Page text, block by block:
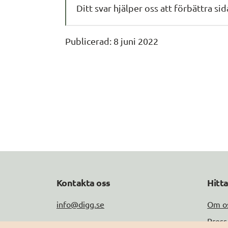
Ditt svar hjälper oss att förbättra
Publicerad: 8 juni 2022
Kontakta oss
info@digg.se
Tel: 0771-11 44 00
Om
Press